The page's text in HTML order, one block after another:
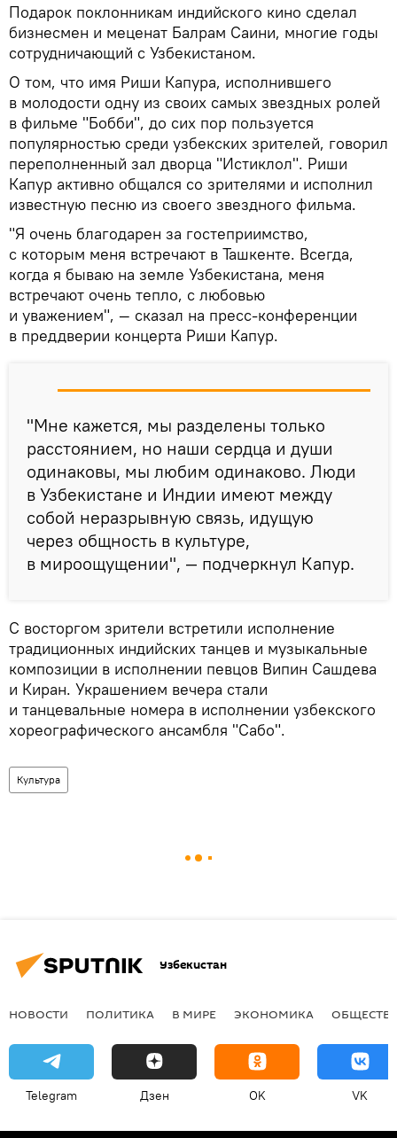
Подарок поклонникам индийского кино сделал
бизнесмен и меценат Балрам Саини, многие годы
сотрудничающий с Узбекистаном.
О том, что имя Риши Капура, исполнившего
в молодости одну из своих самых звездных ролей
в фильме "Бобби", до сих пор пользуется
популярностью среди узбекских зрителей, говорил
переполненный зал дворца "Истиклол". Риши
Капур активно общался со зрителями и исполнил
известную песню из своего звездного фильма.
"Я очень благодарен за гостеприимство,
с которым меня встречают в Ташкенте. Всегда,
когда я бываю на земле Узбекистана, меня
встречают очень тепло, с любовью
и уважением", — сказал на пресс-конференции
в преддверии концерта Риши Капур.
"Мне кажется, мы разделены только
расстоянием, но наши сердца и души
одинаковы, мы любим одинаково. Люди
в Узбекистане и Индии имеют между
собой неразрывную связь, идущую
через общность в культуре,
в мироощущении", — подчеркнул Капур.
С восторгом зрители встретили исполнение
традиционных индийских танцев и музыкальные
композиции в исполнении певцов Випин Сашдева
и Киран. Украшением вечера стали
и танцевальные номера в исполнении узбекского
хореографического ансамбля "Сабо".
Культура
Узбекистан
НОВОСТИ ПОЛИТИКА В МИРЕ ЭКОНОМИКА
Telegram Дзен OK VK